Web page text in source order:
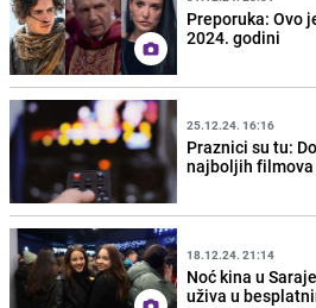
Preporuka: Ovo
2024. godini
25.12.24. 16:16
Praznici su tu:
najboljih
18.12.24. 21:14
Noć kina u
uživa u